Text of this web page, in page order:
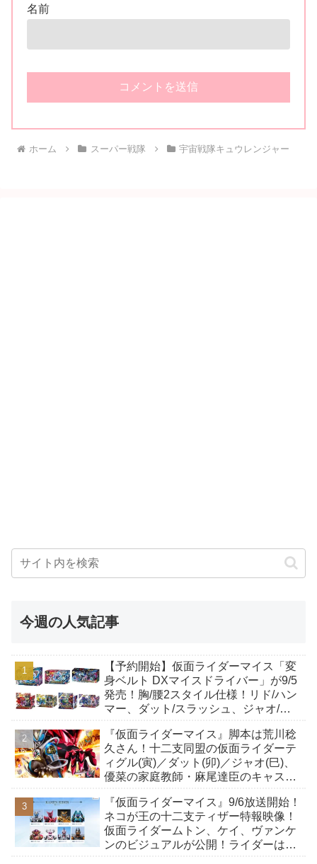
名前
ホーム スーパー戦隊 宇宙戦隊キュウレンジャー
今週の人気記事
【予約開始】仮面ライダーマイス「変
身ベルト DXマイスドライバー」が9/5
発売！胸/腰2スタイル仕様！リド/ハン
マー、ダット/スラッシュ、ジャオ/バ
も！
『仮面ライダーマイス』脚本は荒川稔
久さん！十二支同盟の仮面ライダーテ
ィグル(寅)／ダット(卯)／ジャオ(巳)、
優菜の家庭教師・麻尾達臣のキャスト
んも変身！
『仮面ライダーマイス』9/6放送開始！
ネコが王の十二支ティザー特報映像！
仮面ライダームトン、ケイ、ヴァンケ
ンのビジュアルが公開！ライダーは子